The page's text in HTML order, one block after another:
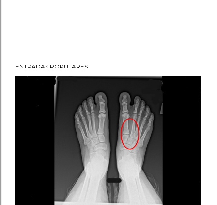
ENTRADAS POPULARES